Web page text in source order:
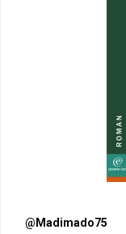
@Madimado75